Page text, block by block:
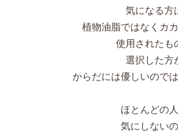
気になる方
植物油脂ではなくカ
使用されたも
選択した方
からだには優しいので
ほとんどの
気にしない